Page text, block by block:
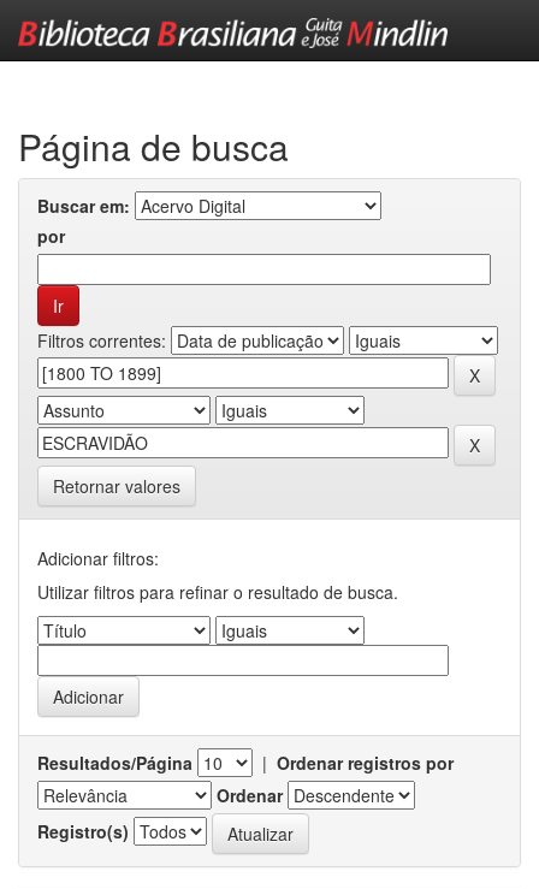
Página de busca
Buscar em:
por
Filtros correntes:
Retornar valores
Adicionar filtros:
Utilizar filtros para refinar o resultado de busca.
Resultados/Página | Ordenar registros por
Ordenar
Registro(s)